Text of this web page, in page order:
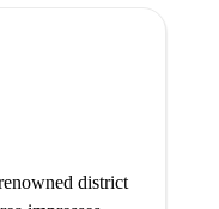
district